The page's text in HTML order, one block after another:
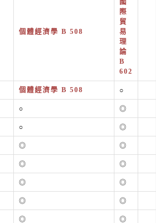
個體經濟學 B 508
國
際
貿
易
理
論
B
602
個體經濟學 B 508 ○
○ ◎
○ ◎
◎ ◎
◎ ◎
◎ ◎
◎ ◎
◎ ◎